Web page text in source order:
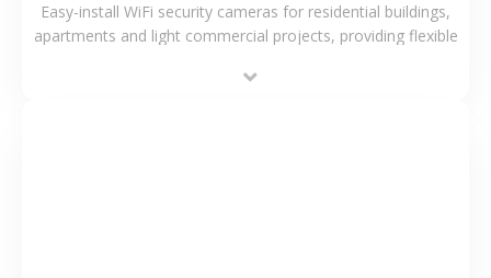
Easy-install WiFi security cameras for residential buildings,
apartments and light commercial projects, providing flexible